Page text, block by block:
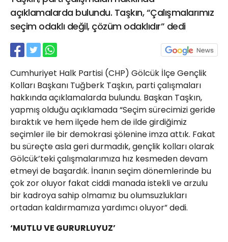
açıklamalarda bulundu. Taşkın, “Çalışmalarımız
seçim odaklı değil, çözüm odaklıdır” dedi
Cumhuriyet Halk Partisi (CHP) Gölcük İlçe Gençlik
Kolları Başkanı Tuğberk Taşkın, parti çalışmaları
hakkında açıklamalarda bulundu. Başkan Taşkın,
yapmış olduğu açıklamada “Seçim sürecimizi geride
bıraktık ve hem ilçede hem de ilde girdiğimiz
seçimler ile bir demokrasi şölenine imza attık. Fakat
bu süreçte asla geri durmadık, gençlik kolları olarak
Gölcük’teki çalışmalarımıza hız kesmeden devam
etmeyi de başardık. İnanın seçim dönemlerinde bu
çok zor oluyor fakat ciddi manada istekli ve arzulu
bir kadroya sahip olmamız bu olumsuzlukları
ortadan kaldırmamıza yardımcı oluyor” dedi.
‘MUTLU VE GURURLUYUZ’
02624132333
haber@golcukpostasi.com